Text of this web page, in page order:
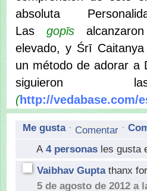
absoluta
Las gopīs
elevado, y Śrī
un método de adorar a
(http://vedabase.com/
Me gusta· ·
A 4 personas les gusta
Vaibhav Gupta thanx
5 de agosto de 2012 a